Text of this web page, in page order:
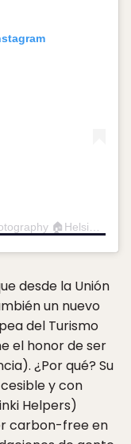
desde la Unión
un nuevo
del Turismo
el honor de ser
¿Por qué? Su
y con
Helpers)
carbon-free en